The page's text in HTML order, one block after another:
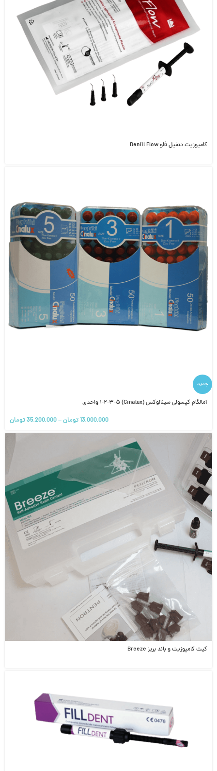
کامپوزیت دنفیل فلو Denfil Flow
جدید
آمالگام کپسولی سینالوکس (Cinalux) ۱-۲-۳-۵ واحدی
13,000,000تومان–
35,200,000تومان
کیت کامپوزیت و باند بریز Breeze